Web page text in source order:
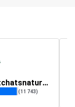
chiensetchatsnaturellement.com
(11 743)